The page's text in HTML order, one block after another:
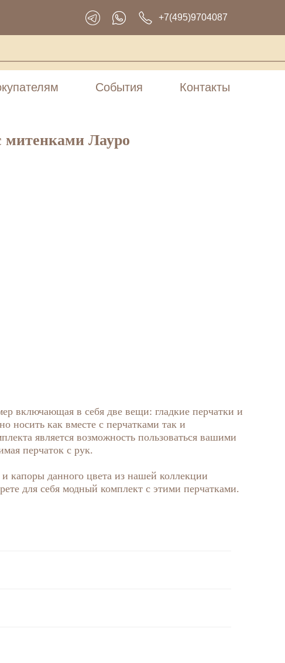
Контакты
События
+7(495)9704087
митенками Лауро
включающая в себя две вещи: гладкие перчатки и
носить как вместе с перчатками так и
является возможность пользоваться вашими
перчаток с рук.
капоры данного цвета из нашей коллекции
для себя модный комплект с этими перчатками.